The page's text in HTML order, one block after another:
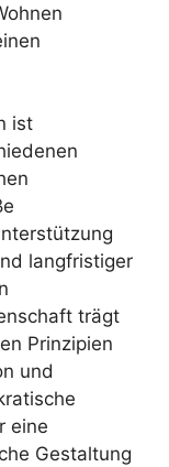
ist
langfristiger
trägt
Prinzipien
und
eine
Gestaltung